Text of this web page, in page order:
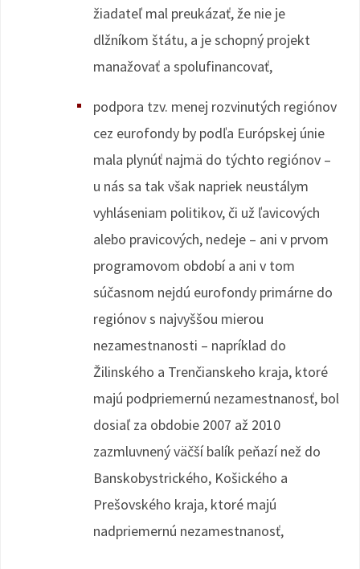
žiadateľ mal preukázať, že nie je
dlžníkom štátu, a je schopný projekt
manažovať a spolufinancovať,
podpora tzv. menej rozvinutých regiónov
cez eurofondy by podľa Európskej únie
mala plynúť najmä do týchto regiónov –
u nás sa tak však napriek neustálym
vyhláseniam politikov, či už ľavicových
alebo pravicových, nedeje – ani v prvom
programovom období a ani v tom
súčasnom nejdú eurofondy primárne do
regiónov s najvyššou mierou
nezamestnanosti – napríklad do
Žilinského a Trenčianskeho kraja, ktoré
majú podpriemernú nezamestnanosť, bol
dosiaľ za obdobie 2007 až 2010
zazmluvnený väčší balík peňazí než do
Banskobystrického, Košického a
Prešovského kraja, ktoré majú
nadpriemernú nezamestnanosť,